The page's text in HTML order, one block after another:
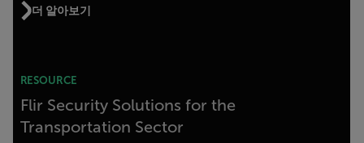
더 알아보기
RESOURCE
Flir Security Solutions for the
Transportation Sector